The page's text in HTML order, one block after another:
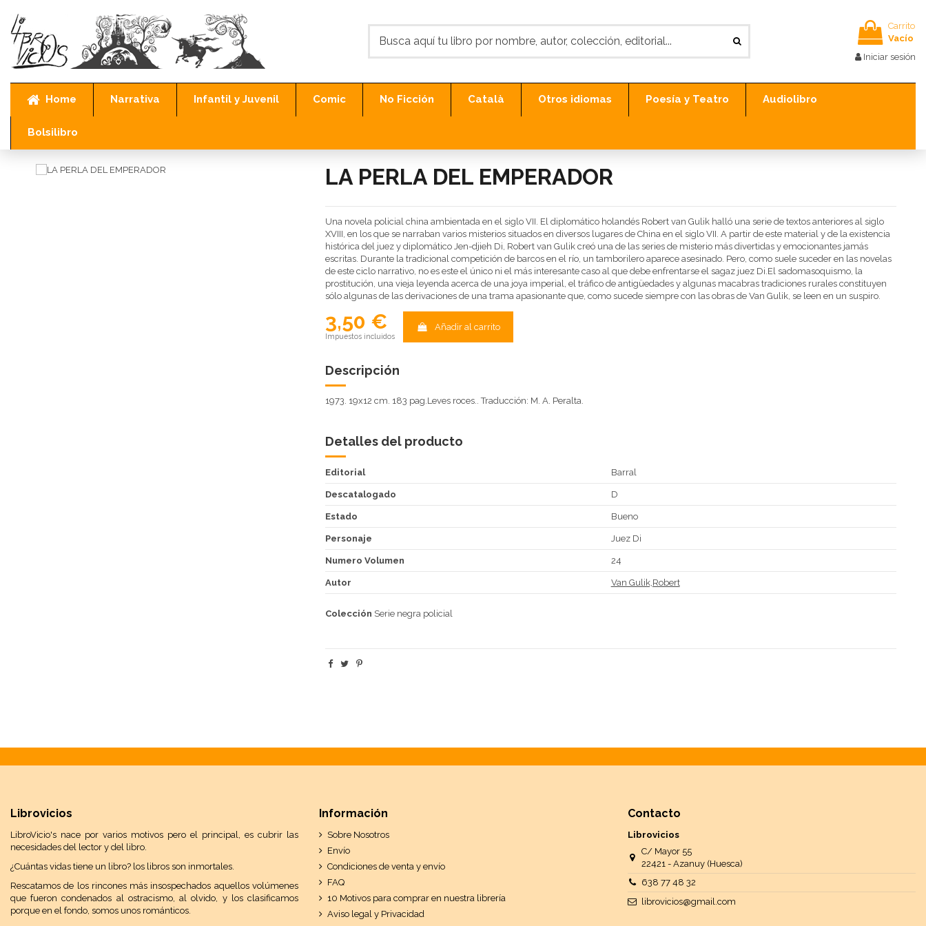
Carrito
Vacío
Iniciar sesión
Home Narrativa Infantil y Juvenil Comic No Ficción Català Otros idiomas Poesía y Teatro Audiolibro
Bolsilibro
Inicio Narrativa Policíaco LA PERLA DEL EMPERADOR
LA PERLA DEL EMPERADOR
Una novela policial china ambientada en el siglo VII. El diplomático holandés Robert van Gulik halló una serie de textos anteriores al siglo
XVIII, en los que se narraban varios misterios situados en diversos lugares de China en el siglo VII. A partir de este material y de la existencia
histórica del juez y diplomático Jen-djieh Di, Robert van Gulik creó una de las series de misterio más divertidas y emocionantes jamás
escritas. Durante la tradicional competición de barcos en el río, un tamborilero aparece asesinado. Pero, como suele suceder en las novelas
de este ciclo narrativo, no es este el único ni el más interesante caso al que debe enfrentarse el sagaz juez Di.El sadomasoquismo, la
prostitución, una vieja leyenda acerca de una joya imperial, el tráfico de antigüedades y algunas macabras tradiciones rurales constituyen
sólo algunas de las derivaciones de una trama apasionante que, como sucede siempre con las obras de Van Gulik, se leen en un suspiro.
3,50 €
Impuestos incluidos
Añadir al carrito
Descripción
1973. 19x12 cm. 183 pag.Leves roces.. Traducción: M. A. Peralta.
Detalles del producto
Editorial Barral
Descatalogado D
Estado Bueno
Personaje Juez Di
Numero Volumen 24
Autor Van Gulik,Robert
Colección Serie negra policial
Librovicios
LibroVicio's nace por varios motivos pero el principal, es cubrir las
necesidades del lector y del libro.
¿Cuántas vidas tiene un libro? los libros son inmortales.
Rescatamos de los rincones más insospechados aquellos volúmenes
que fueron condenados al ostracismo, al olvido, y los clasificamos
porque en el fondo, somos unos románticos.
Información
Sobre Nosotros
Envío
Condiciones de venta y envío
FAQ
10 Motivos para comprar en nuestra librería
Aviso legal y Privacidad
Contacto
Librovicios
C/ Mayor 55
22421 - Azanuy (Huesca)
638 77 48 32
librovicios@gmail.com